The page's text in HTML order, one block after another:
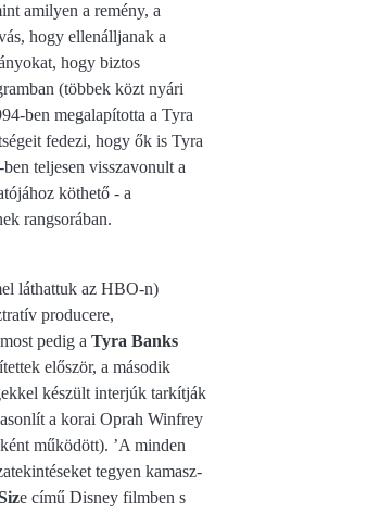
amilyen a remény, a
hogy ellenálljanak a
hogy biztos
(többek közt nyári
ben megalapította a Tyra
fedezi, hogy ők is Tyra
teljesen visszavonult a
köthető - a
rangsorában.
láthattuk az HBO-n)
producere,
pedig a Tyra Banks
először, a második
készült interjúk tarkítják
a korai Oprah Winfrey
működött). ’A minden
tegyen kamasz-
e című Disney filmben s